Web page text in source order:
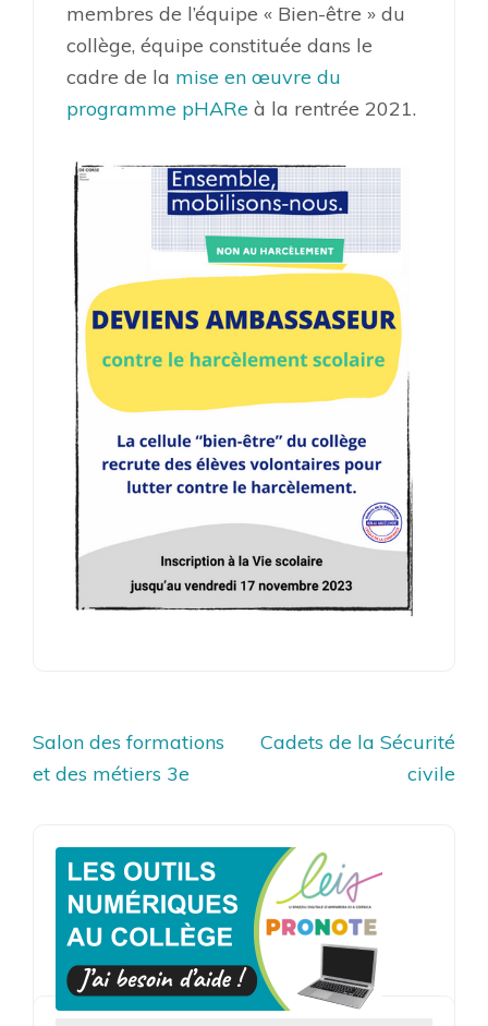
membres de l’équipe « Bien-être » du
collège, équipe constituée dans le
cadre de la mise en œuvre du
programme pHARe à la rentrée 2021.
Navigation
de
Salon des formations
et des métiers 3e
Cadets de la Sécurité
civile